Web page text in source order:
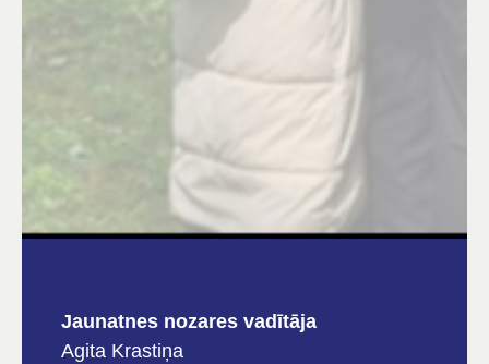
Jaunatnes nozares vadītāja
Agita Krastiņa